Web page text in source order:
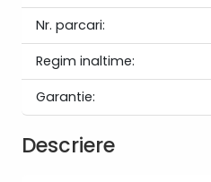
Nr. parcari:
Regim inaltime:
Garantie:
Descriere